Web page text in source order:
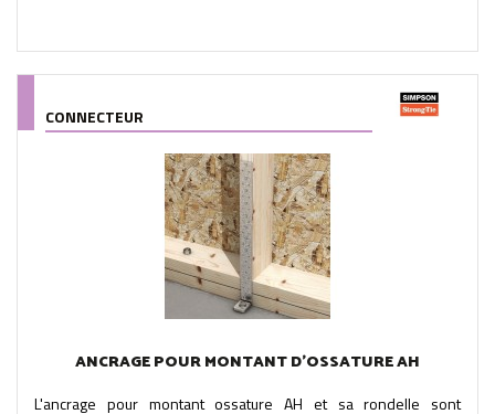
CONNECTEUR
ANCRAGE POUR MONTANT D'OSSATURE AH
L'ancrage pour montant ossature AH et sa rondelle sont